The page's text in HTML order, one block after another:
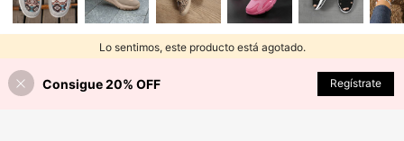
Lo sentimos, este producto está agotado.
Consigue 20% OFF Regístrate